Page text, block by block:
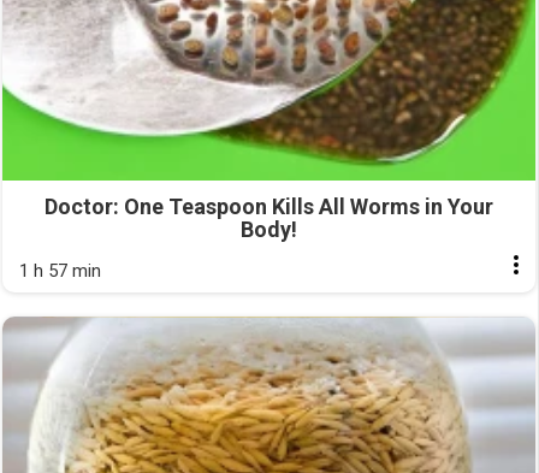
Doctor: One Teaspoon Kills All Worms in Your
Body!
1 h 57 min